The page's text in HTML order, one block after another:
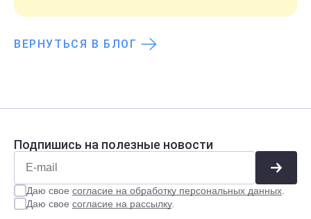
ВЕРНУТЬСЯ В БЛОГ
Подпишись на полезные новости
Даю свое согласие на обработку персональных данных
Даю свое согласие на рассылку.